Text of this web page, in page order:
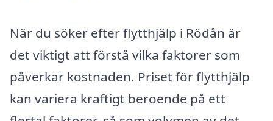
När du söker efter flytthjälp i Rödån är
det viktigt att förstå vilka faktorer som
påverkar kostnaden. Priset för flytthjälp
kan variera kraftigt beroende på ett